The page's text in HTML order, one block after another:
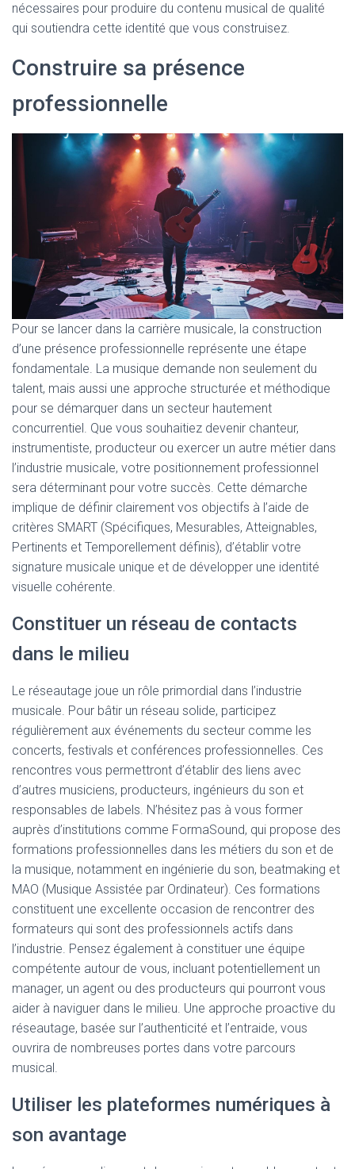
nécessaires pour produire du contenu musical de qualité
qui soutiendra cette identité que vous construisez.
Construire sa présence
professionnelle
Pour se lancer dans la carrière musicale, la construction
d’une présence professionnelle représente une étape
fondamentale. La musique demande non seulement du
talent, mais aussi une approche structurée et méthodique
pour se démarquer dans un secteur hautement
concurrentiel. Que vous souhaitiez devenir chanteur,
instrumentiste, producteur ou exercer un autre métier dans
l’industrie musicale, votre positionnement professionnel
sera déterminant pour votre succès. Cette démarche
implique de définir clairement vos objectifs à l’aide de
critères SMART (Spécifiques, Mesurables, Atteignables,
Pertinents et Temporellement définis), d’établir votre
signature musicale unique et de développer une identité
visuelle cohérente.
Constituer un réseau de contacts
dans le milieu
Le réseautage joue un rôle primordial dans l’industrie
musicale. Pour bâtir un réseau solide, participez
régulièrement aux événements du secteur comme les
concerts, festivals et conférences professionnelles. Ces
rencontres vous permettront d’établir des liens avec
d’autres musiciens, producteurs, ingénieurs du son et
responsables de labels. N’hésitez pas à vous former
auprès d’institutions comme FormaSound, qui propose des
formations professionnelles dans les métiers du son et de
la musique, notamment en ingénierie du son, beatmaking et
MAO (Musique Assistée par Ordinateur). Ces formations
constituent une excellente occasion de rencontrer des
formateurs qui sont des professionnels actifs dans
l’industrie. Pensez également à constituer une équipe
compétente autour de vous, incluant potentiellement un
manager, un agent ou des producteurs qui pourront vous
aider à naviguer dans le milieu. Une approche proactive du
réseautage, basée sur l’authenticité et l’entraide, vous
ouvrira de nombreuses portes dans votre parcours
musical.
Utiliser les plateformes numériques à
son avantage